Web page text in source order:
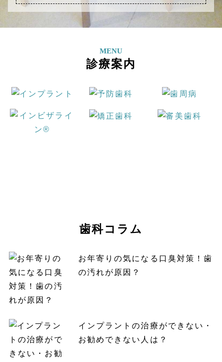
MENU
診療案内
歯科コラム
お年寄りの気になる口臭対策！歯
の汚れが原因？
インプラントの治療ができない・
お勧めできない人は？